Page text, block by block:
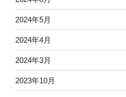
2024年5月
2024年4月
2024年3月
2023年10月